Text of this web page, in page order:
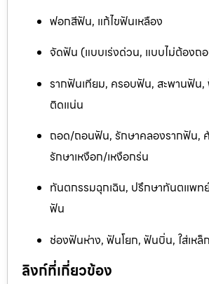
ฟอกสีฟัน, แก้ไขฟันเหลือง
จัดฟัน (แบบเร่งด่วน, แบบไม่ต้องถ
รากฟันเทียม, ครอบฟัน, สะพานฟัน
ติดแน่น
ถอด/ถอนฟัน, รักษาคลองรากฟัน,
รักษาเหงือก/เหงือกร่น
ทันตกรรมฉุกเฉิน, ปรึกษาทันตแพท
ฟัน
ช่องฟันห่าง, ฟันโยก, ฟันบิ่น, ใส่เหล็
ลิงก์ที่เกี่ยวข้อง